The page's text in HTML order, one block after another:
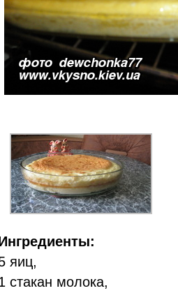
яиц,
стакан молока,